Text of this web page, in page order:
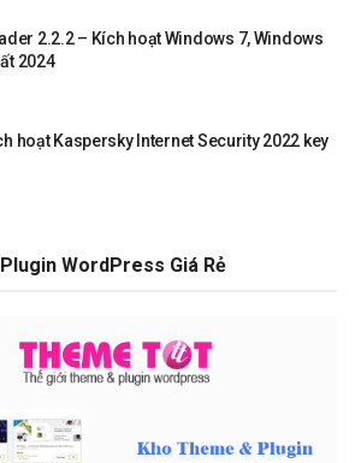
2.2.2 – Kích hoạt Windows 7, Windows
2024
hoạt Kaspersky Internet Security 2022 key
WordPress Giá Rẻ